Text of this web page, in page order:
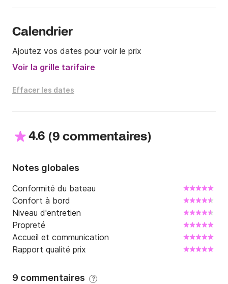
Calendrier
Ajoutez vos dates pour voir le prix
Voir la grille tarifaire
Effacer les dates
4.6 (9 commentaires)
Notes globales
Conformité du bateau
Confort à bord
Niveau d'entretien
Propreté
Accueil et communication
Rapport qualité prix
9 commentaires ?